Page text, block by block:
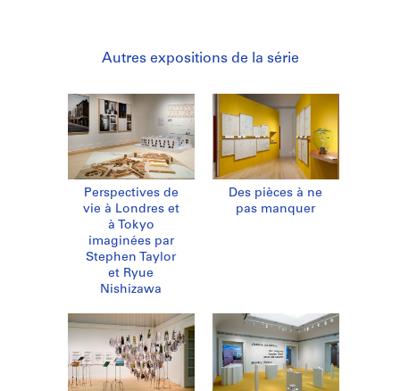
Autres expositions de la série
Perspectives de
vie à Londres et
à Tokyo
imaginées par
Stephen Taylor
et Ryue
Nishizawa
Des pièces à ne
pas manquer